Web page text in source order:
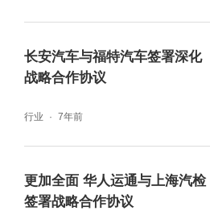
长安汽车与福特汽车签署深化
战略合作协议
行业 7年前
更加全面 华人运通与上海汽检
签署战略合作协议